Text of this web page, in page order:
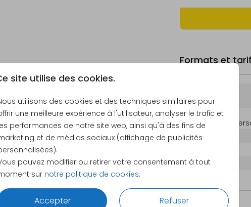
site utilise des cookies.
utilisons des cookies et des techniques similaires pour
une meilleure expérience à l'utilisateur, analyser le trafic et
performances de notre site web, ainsi qu'à des fins de
et de médias sociaux (affichage de publicités
pouvez modifier ou retirer votre consentement à tout
sur notre politique de cookies.
Accepter Refuser
Formats et
Échantillon
15 × 10 cm
21.6 × 14.4 cm